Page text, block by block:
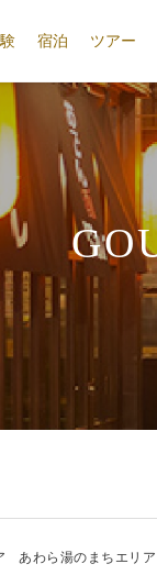
宿泊 ツアー
あわら湯のまちエリア